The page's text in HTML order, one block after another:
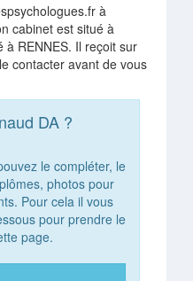
à
cabinet est situé à
à RENNES. Il reçoit sur
contacter avant de vous
DA ?
le compléter, le
photos pour
Pour cela il vous
pour prendre le
page.